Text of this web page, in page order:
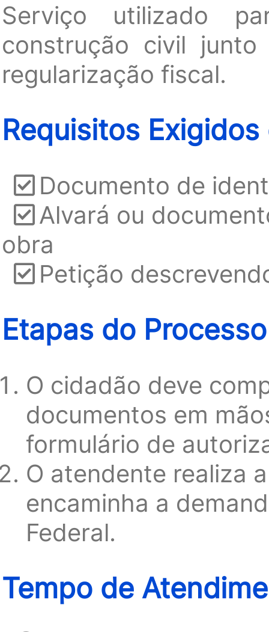
Serviço utilizado
construção civil
regularização fiscal.
Requisitos
Documento de
Alvará ou
obra
Petição
Etapas do Processo
O cidadão deve
documentos em
formulário de
O atendente realiza
encaminha a
Federal.
Tempo de